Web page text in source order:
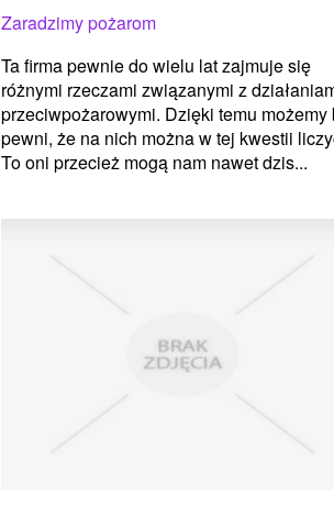
Zaradzimy pożarom
Ta firma pewnie do wielu lat zajmuje się
różnymi rzeczami związanymi z
przeciwpożarowymi. Dzięki temu możemy
pewni, że na nich można w tej kwestii
To oni przecież mogą nam nawet dzis...